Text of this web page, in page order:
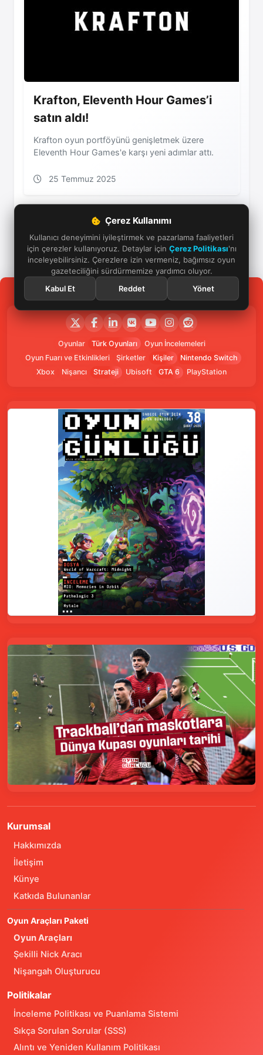
Çerez Kullanımı
Kullanıcı deneyimini iyileştirmek ve pazarlama faaliyetleri
için çerezler kullanıyoruz. Detaylar için Çerez Politikası'nı
inceleyebilirsiniz. Çerezlere izin vermeniz, bağımsız oyun
gazeteciliğini sürdürmemize yardımcı oluyor.
Kabul Et
Reddet Yönet
Krafton, Eleventh Hour Games’i
satın aldı!
Krafton oyun portföyünü genişletmek üzere
Eleventh Hour Games'e karşı yeni adımlar attı.
25 Temmuz 2025
Oyunlar Türk Oyunları
Oyun İncelemeleri
Oyun Fuarı ve Etkinlikleri
Şirketler Kişiler
Nintendo Switch
Xbox
Nişancı Strateji Ubisoft GTA 6 PlayStation
Kurumsal
Hakkımızda
İletişim
Künye
Katkıda Bulunanlar
Oyun Araçları Paketi
Oyun Araçları
Şekilli Nick Aracı
Nişangah Oluşturucu
Politikalar
İnceleme Politikası ve Puanlama Sistemi
Sıkça Sorulan Sorular (SSS)
Alıntı ve Yeniden Kullanım Politikası